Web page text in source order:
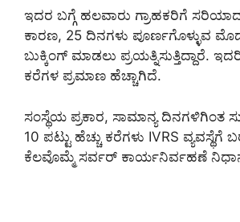
ಇದರ ಬಗ್ಗೆ ಹಲವಾರು ಗ್ರಾಹಕರಿಗೆ
ಕಾರಣ, 25 ದಿನಗಳು ಪೂರ್ಣಗೊಳ್ಳುವ
ಬುಕ್ಕಿಂಗ್ ಮಾಡಲು ಪ್ರಯತ್ನಿಸುತ್ತಿದ್ದಾರೆ.
ಕರೆಗಳ ಪ್ರಮಾಣ ಹೆಚ್ಚಾಗಿದೆ.
ಸಂಸ್ಥೆಯ ಪ್ರಕಾರ, ಸಾಮಾನ್ಯ ದಿನಗಳಿಗಿಂತ
10 ಪಟ್ಟು ಹೆಚ್ಚು ಕರೆಗಳು IVRS ವ್ಯವಸ್ಥೆಗೆ
ಕೆಲವೊಮ್ಮೆ ಸರ್ವರ್ ಕಾರ್ಯನಿರ್ವಹಣೆ